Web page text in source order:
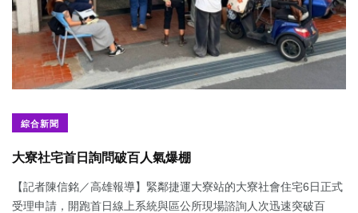
綜合新聞
大寮社宅首日詢問破百人氣爆棚
【記者陳信銘／高雄報導】緊鄰捷運大寮站的大寮社會住宅6日正式
受理申請，開跑首日線上系統與區公所現場諮詢人次迅速突破百